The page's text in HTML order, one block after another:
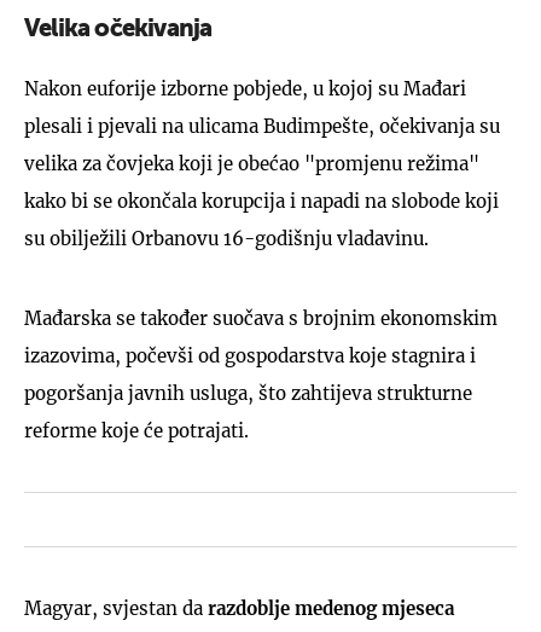
Velika očekivanja
Nakon euforije izborne pobjede, u kojoj su Mađari
plesali i pjevali na ulicama Budimpešte, očekivanja su
velika za čovjeka koji je obećao "promjenu režima"
kako bi se okončala korupcija i napadi na slobode koji
su obilježili Orbanovu 16-godišnju vladavinu.
Mađarska se također suočava s brojnim ekonomskim
izazovima, počevši od gospodarstva koje stagnira i
pogoršanja javnih usluga, što zahtijeva strukturne
reforme koje će potrajati.
Magyar, svjestan da razdoblje medenog mjeseca